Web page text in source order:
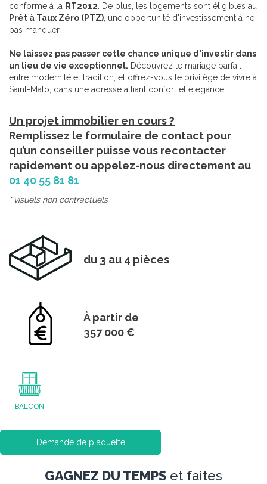
conforme à la RT2012. De plus, les logements sont éligibles au
Prêt à Taux Zéro (PTZ), une opportunité d'investissement à ne
pas manquer.
Ne laissez pas passer cette chance unique d'investir dans
un lieu de vie exceptionnel. Découvrez le mariage parfait
entre modernité et tradition, et offrez-vous le privilège de vivre à
Saint-Malo, dans une adresse alliant confort et élégance.
Un projet immobilier en cours ?
Remplissez le formulaire de contact pour
qu’un conseiller puisse vous recontacter
rapidement ou appelez-nous directement au
01 40 55 81 81
* visuels non contractuels
du 3 au 4 pièces
À partir de
357 000 €
BALCON
Demande de plaquette
GAGNEZ DU TEMPS et faites